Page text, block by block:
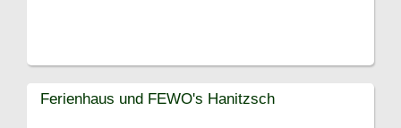
Ferienhaus und FEWO's Hanitzsch